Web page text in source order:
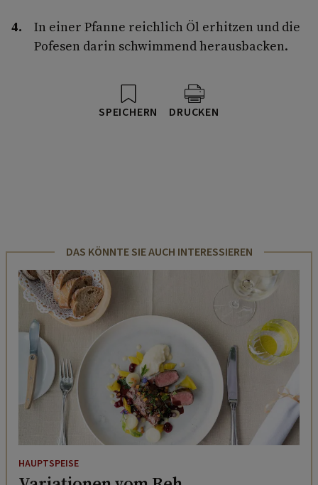
In einer Pfanne reichlich Öl erhitzen und die
Pofesen darin schwimmend herausbacken.
SPEICHERN DRUCKEN
DAS KÖNNTE SIE AUCH INTERESSIEREN
HAUPTSPEISE